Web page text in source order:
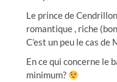
Le prince de
romantique , riche
C’est un peu le cas
En ce qui concerne le
minimum?